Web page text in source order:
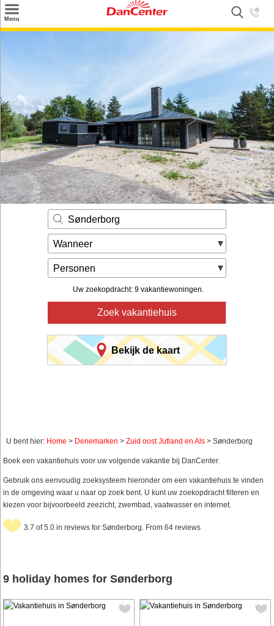
Menu
Service
Kontakt
Sønderborg
Wanneer
Personen
Uw zoekopdracht: 9 vakantiewoningen.
Zoek vakantiehuis
Bekijk de kaart
U bent hier: Home > Denemarken > Zuid oost Jutland en Als > Sønderborg
Boek een vakantiehuis voor uw volgende vakantie bij DanCenter.
Gebruik ons eenvoudig zoeksysteem hieronder om een vakantiehuis te vinden
in de omgeving waar u naar op zoek bent. U kunt uw zoekopdracht filteren en
kiezen voor bijvoorbeeld zeezicht, zwembad, vaatwasser en internet.
3.7 of 5.0 in reviews for Sønderborg. From 64 reviews
9 holiday homes for Sønderborg